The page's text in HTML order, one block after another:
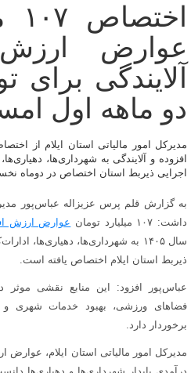
عوارض
آلایندگی برای
دو ماهه اول
افزوده و آلایندگی به شهرداری‌ها،
اجرایی ذیربط استان اختصاص در دوماه
به گزارش قلم پرس عزیزاله عباس‌پور
داشت: ۱۰۷ میلیارد تومان
عوارض ارزش
سال ۱۴۰۵ به شهرداری‌ها، دهیاری‌ها،
ذیربط استان ایلام اختصاص یافته است.
عباس‌پور افزود: این منابع نقشی
فضاهای ورزشی، بهبود خدمات شهری و
برخوردار دارد.
مدیرکل امور مالیاتی استان ایلام، عوارض